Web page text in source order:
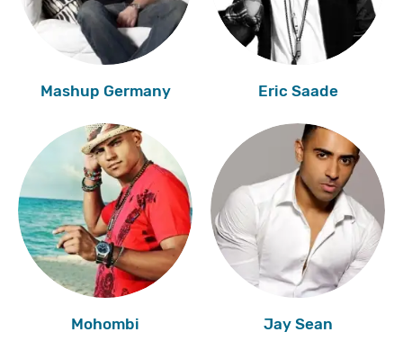
Mashup Germany Eric Saade
Mohombi Jay Sean